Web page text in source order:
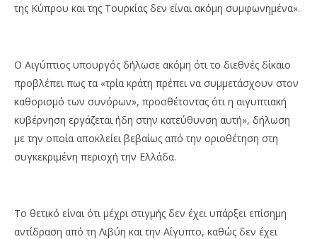
της Κύπρου και της Τουρκίας δεν είναι ακόμη συμφωνημένα».
Ο Αιγύπτιος υπουργός δήλωσε ακόμη ότι το διεθνές δίκαιο
προβλέπει πως τα «τρία κράτη πρέπει να συμμετάσχουν στον
καθορισμό των συνόρων», προσθέτοντας ότι η αιγυπτιακή
κυβέρνηση εργάζεται ήδη στην κατεύθυνση αυτή», δήλωση
με την οποία αποκλείει βεβαίως από την οριοθέτηση στη
συγκεκριμένη περιοχή την Ελλάδα.
Το θετικό είναι ότι μέχρι στιγμής δεν έχει υπάρξει επίσημη
αντίδραση από τη Λιβύη και την Αίγυπτο, καθώς δεν έχει